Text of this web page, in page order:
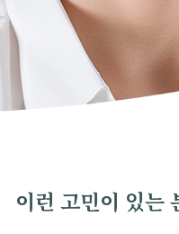
이런 고민이 있는